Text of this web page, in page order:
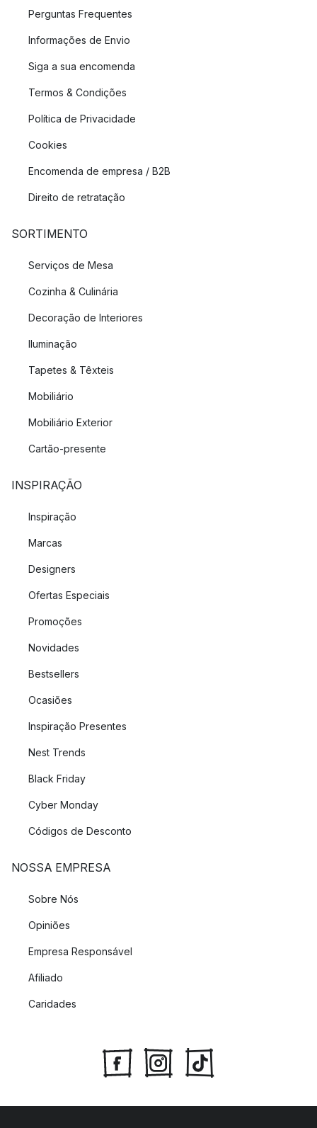
Perguntas Frequentes
Informações de Envio
Siga a sua encomenda
Termos & Condições
Política de Privacidade
Cookies
Encomenda de empresa / B2B
Direito de retratação
SORTIMENTO
Serviços de Mesa
Cozinha & Culinária
Decoração de Interiores
Iluminação
Tapetes & Têxteis
Mobiliário
Mobiliário Exterior
Cartão-presente
INSPIRAÇÃO
Inspiração
Marcas
Designers
Ofertas Especiais
Promoções
Novidades
Bestsellers
Ocasiões
Inspiração Presentes
Nest Trends
Black Friday
Cyber Monday
Códigos de Desconto
NOSSA EMPRESA
Sobre Nós
Opiniões
Empresa Responsável
Afiliado
Caridades